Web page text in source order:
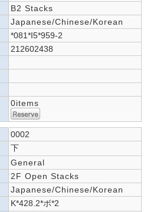
B2 Stacks
Japanese/Chinese/Korean
*081*I5*959-2
212602438
0items
0002
下
General
2F Open Stacks
Japanese/Chinese/Korean
K*428.2*ボ*2